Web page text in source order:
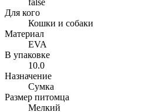
false
Для кого
Кошки и собаки
Материал
EVA
В упаковке
10.0
Назначение
Сумка
Размер питомца
Мелкий